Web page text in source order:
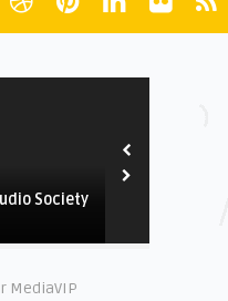
Society
MediaVIP